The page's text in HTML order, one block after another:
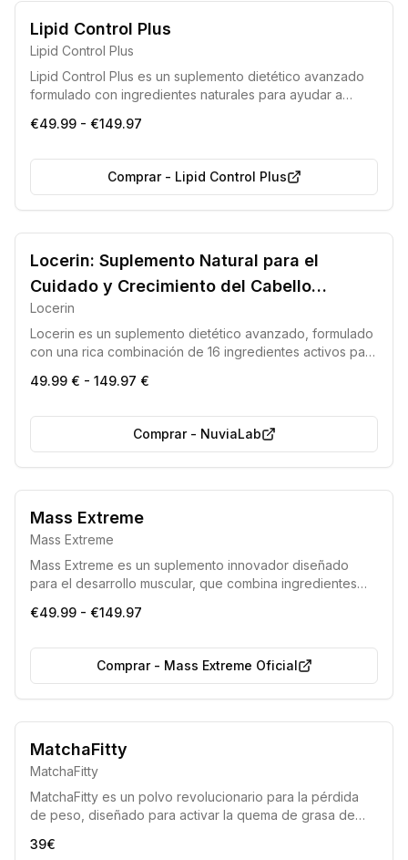
Sin organismos genéticamente modificados (GMO)
Adecuado para dietas veganas
Lipid Control Plus
Lipid Control Plus
Lipid Control Plus es un suplemento dietético avanzado
formulado con ingredientes naturales para ayudar a
bienestar cardiovascular, mejora la función hepática y
€49.99 - €149.97
Comprar- Lipid Control Plus
Producto 100% Original Alta Efectividad Comprobada
Locerin: Suplemento Natural para el
Cuidado y Crecimiento del Cabello
Femenino
Locerin
Locerin es un suplemento dietético avanzado, formulado
con una rica combinación de 16 ingredientes activos para
interior. Ideal para mujeres que buscan estimular el
y reducir la caída. Los resultados, como un cabello
visiblemente más sano y fuerte, pueden apreciarse en
49.99 € - 149.97 €
Comprar- NuviaLab
Mass Extreme
Mass Extreme
Mass Extreme es un suplemento innovador diseñado
para el desarrollo muscular, que combina ingredientes
resultados rápidos en el gimnasio, impulsando el
€49.99 - €149.97
Comprar- Mass Extreme Oficial
Bestseller 2025-2026
Eficiencia demostrada por los médicos
MatchaFitty
MatchaFitty
MatchaFitty es un polvo revolucionario para la pérdida
de peso, diseñado para activar la quema de grasa de
siguiendo los principios de la dieta cetogénica. Permite
39€